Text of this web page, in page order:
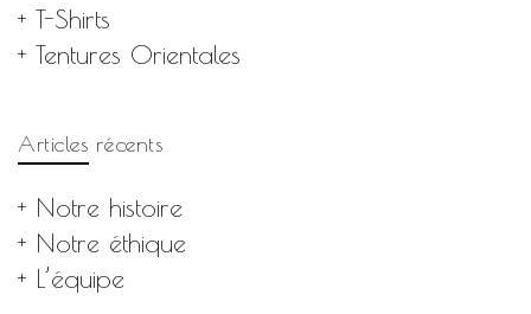
T-Shirts
Tentures Orientales
Articles récents
Notre histoire
Notre éthique
L’équipe